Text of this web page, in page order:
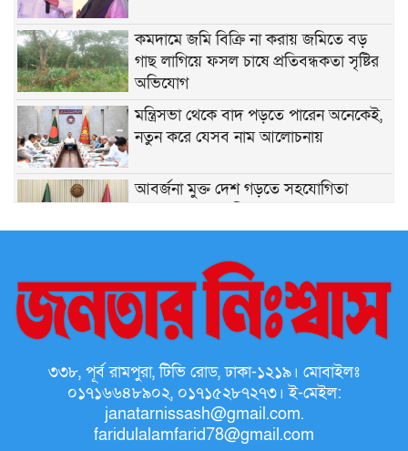
কমদামে জমি বিক্রি না করায় জমিতে বড়
গাছ লাগিয়ে ফসল চাষে প্রতিবন্ধকতা সৃষ্টির
অভিযোগ
মন্ত্রিসভা থেকে বাদ পড়তে পারেন অনেকেই,
নতুন করে যেসব নাম আলোচনায়
আবর্জনা মুক্ত দেশ গড়তে সহযোগিতা
‎আওয়ামী সিন্ডিকেটের কবলে এলজিইডি:
প্রশাসনের চরম অস্থিরতা
অনুষ্ঠিত হয়ে গেলো ‘গণতন্ত্র মা দিবস-২০২৬’
উপলক্ষে আলোচনা সভা ও পুরস্কার বিতরণ
‘এখানকার মানুষের এতটা ভালোবাসা পেয়ে
আমি আপ্লুত’ গুলশানের চামেলী সিনেমার
৩৩৮, পূর্ব রামপুরা, টিভি রোড, ঢাকা-১২১৯। মোবাইলঃ
০১৭১৬৬৪৮৯০২, ০১৭১৫২৮৭২৭৩। ই-মেইল:
janatarnissash@gmail.com.
faridulalamfarid78@gmail.com